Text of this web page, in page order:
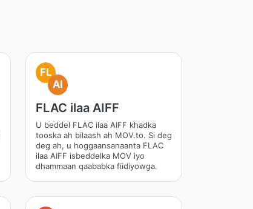
FL
AI
FLAC ilaa AIFF
U beddel FLAC ilaa AIFF khadka
tooska ah bilaash ah MOV.to. Si deg
deg ah, u hoggaansanaanta FLAC
ilaa AIFF isbeddelka MOV iyo
dhammaan qaababka fiidiyowga.